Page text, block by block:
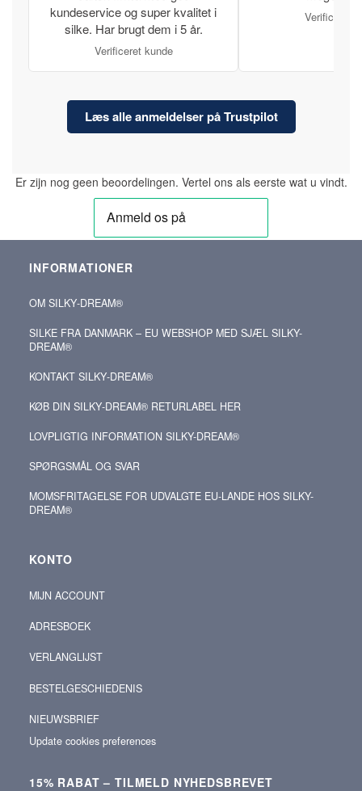
kundeservice og super kvalitet i
silke. Har brugt dem i 5 år.
Verificeret kunde
Verificeret
Læs alle anmeldelser på Trustpilot
Er zijn nog geen beoordelingen. Vertel ons als eerste wat u vindt.
INFORMATIONER
OM SILKY‑DREAM®
SILKE FRA DANMARK – EU WEBSHOP MED SJÆL SILKY-
DREAM®
KONTAKT SILKY‑DREAM®
KØB DIN SILKY‑DREAM® RETURLABEL HER
LOVPLIGTIG INFORMATION SILKY-DREAM®
SPØRGSMÅL OG SVAR
MOMSFRITAGELSE FOR UDVALGTE EU-LANDE HOS SILKY-
DREAM®
KONTO
MIJN ACCOUNT
ADRESBOEK
VERLANGLIJST
BESTELGESCHIEDENIS
NIEUWSBRIEF
Update cookies preferences
15% RABAT – TILMELD NYHEDSBREVET